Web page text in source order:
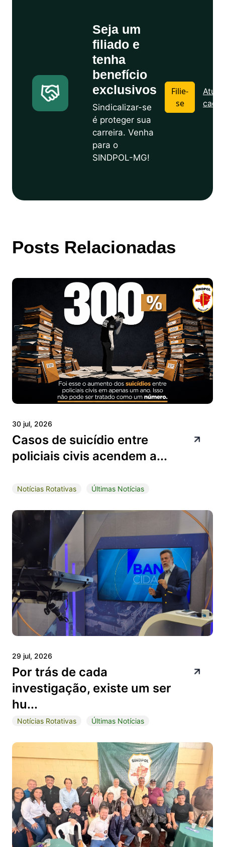
Seja um
filiado e
tenha
benefício
exclusivos
Sindicalizar-se
é proteger sua
carreira. Venha
para o
SINDPOL-MG!
Filie-
se
Posts Relacionadas
30 jul, 2026
Casos de suicídio entre
policiais civis acendem a...
Notícias Rotativas Últimas Notícias
29 jul, 2026
Por trás de cada
investigação, existe um ser
hu...
Notícias Rotativas Últimas Notícias